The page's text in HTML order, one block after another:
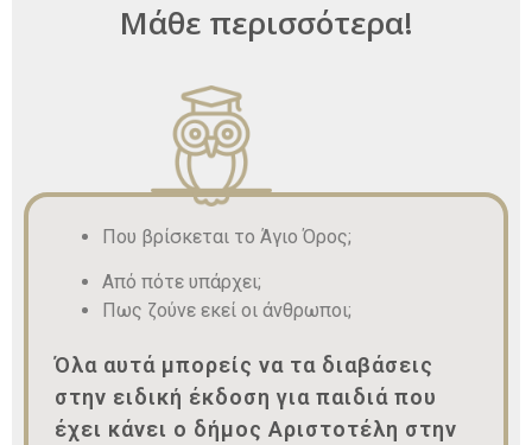
Μάθε περισσότερα!
Που βρίσκεται το Άγιο Όρος;
Από πότε υπάρχει;
Πως ζούνε εκεί οι άνθρωποι;
Όλα αυτά μπορείς να τα διαβάσεις
στην ειδική έκδοση για παιδιά που
έχει κάνει ο δήμος Αριστοτέλη στην